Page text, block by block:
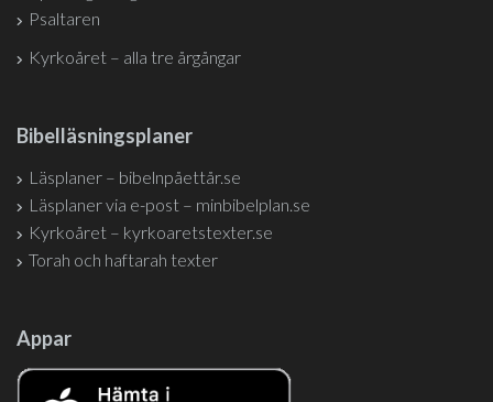
Psaltaren
Kyrkoåret – alla tre årgångar
Bibelläsningsplaner
Läsplaner – bibelnpåettår.se
Läsplaner via e-post – minbibelplan.se
Kyrkoåret – kyrkoaretstexter.se
Torah och haftarah texter
Appar